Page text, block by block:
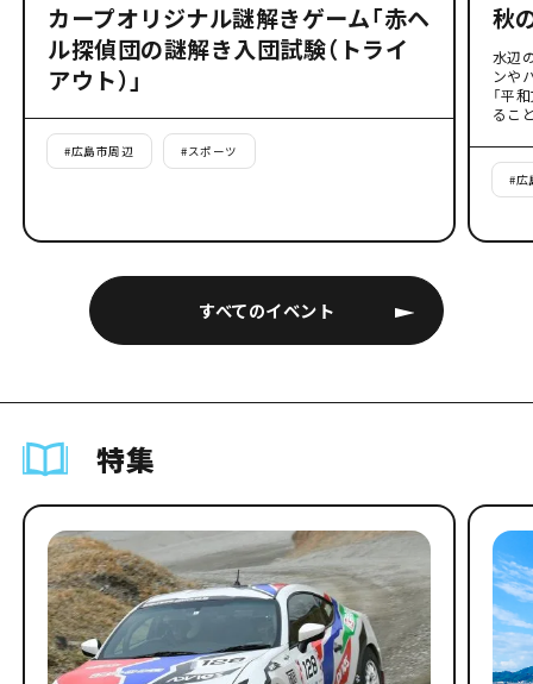
すべてのイベント
カープオリジナル謎解きゲーム「赤ヘ
ル探偵団の謎解き入団試験（トライ
アウト）」
#広島市周辺 #スポーツ
秋
水辺
ンや
「平
るこ
#広
特集